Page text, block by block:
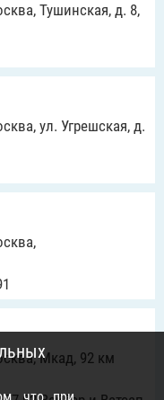
Тушинская, д. 8,
ул. Угрешская, д.
Мкад, 92 км